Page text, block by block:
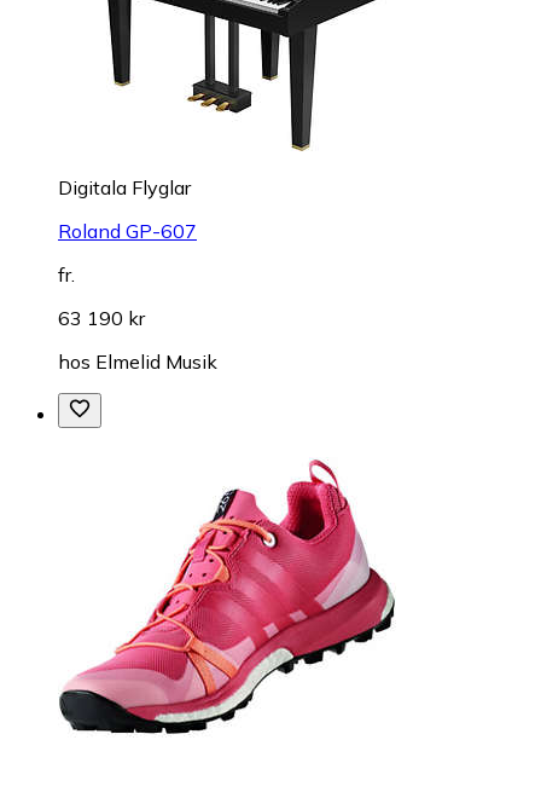
Digitala Flyglar
Roland GP-607
fr.
63 190 kr
hos Elmelid Musik